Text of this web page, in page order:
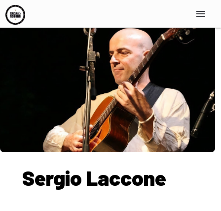
menu
Sergio Laccone